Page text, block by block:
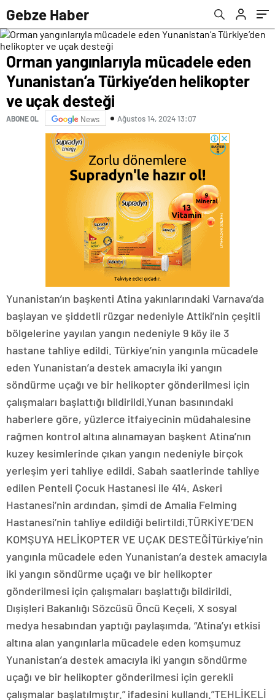
Gebze Haber
Orman yangınlarıyla mücadele eden
Yunanistan’a Türkiye’den helikopter
ve uçak desteği
ABONE OL News Ağustos 14, 2024 13:07
Yunanistan’ın başkenti Atina yakınlarındaki Varnava’da
başlayan ve şiddetli rüzgar nedeniyle Attiki’nin çeşitli
bölgelerine yayılan yangın nedeniyle 9 köy ile 3
hastane tahliye edildi. Türkiye’nin yangınla mücadele
eden Yunanistan’a destek amacıyla iki yangın
söndürme uçağı ve bir helikopter gönderilmesi için
çalışmaları başlattığı bildirildi.Yunan basınındaki
haberlere göre, yüzlerce itfaiyecinin müdahalesine
rağmen kontrol altına alınamayan başkent Atina’nın
kuzey kesimlerinde çıkan yangın nedeniyle birçok
yerleşim yeri tahliye edildi. Sabah saatlerinde tahliye
edilen Penteli Çocuk Hastanesi ile 414. Askeri
Hastanesi’nin ardından, şimdi de Amalia Felming
Hastanesi’nin tahliye edildiği belirtildi.TÜRKİYE’DEN
KOMŞUYA HELİKOPTER VE UÇAK DESTEĞİTürkiye’nin
yangınla mücadele eden Yunanistan’a destek amacıyla
iki yangın söndürme uçağı ve bir helikopter
gönderilmesi için çalışmaları başlattığı bildirildi.
Dışişleri Bakanlığı Sözcüsü Öncü Keçeli, X sosyal
medya hesabından yaptığı paylaşımda, “Atina’yı etkisi
altına alan yangınlarla mücadele eden komşumuz
Yunanistan’a destek amacıyla iki yangın söndürme
uçağı ve bir helikopter gönderilmesi için gerekli
çalışmalar başlatılmıştır.” ifadesini kullandı.”TEHLİKELİ